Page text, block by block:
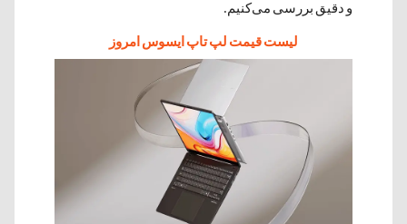
و دقیق بررسی می‌کنیم.
لیست قیمت لپ تاپ ایسوس امروز